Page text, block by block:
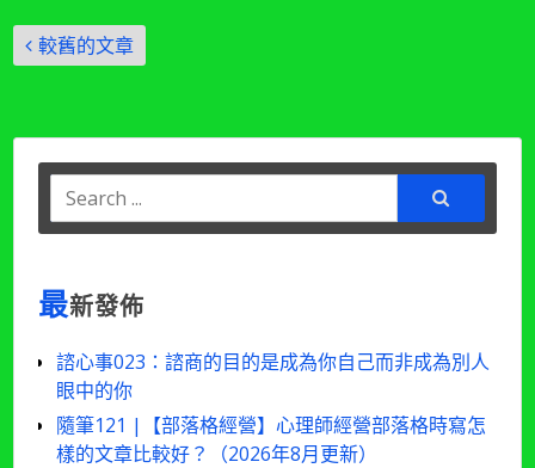
5
月
活
小
少
儲
藏
年
7
更
新）〉
中
文
章
覽
較舊的文章
Search
for:
最新發佈
諮心事023：諮商的目的是成為你自己而非成為別人
眼中的你
隨筆121 |【部落格經營】心理師經營部落格時寫怎
樣的文章比較好？（2026年8月更新）